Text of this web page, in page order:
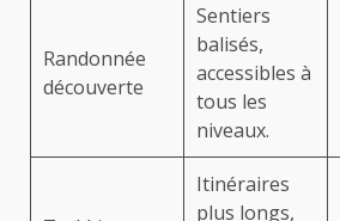
Randonnée
découverte
Sentiers
balisés,
accessibles à
tous les
niveaux.
Itinéraires
plus longs,